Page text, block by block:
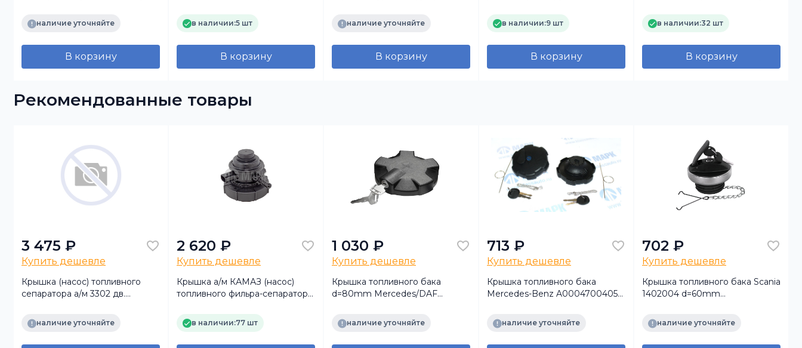
наличие уточняйте
В корзину
в наличии:5 шт
В корзину
MB (Marshall)
наличие уточняйте
В корзину
в наличии:9 шт
В корзину
в наличии:32 шт
В корзину
Рекомендованные товары
3 475 ₽
Купить дешевле
Крышка (насос) топливного
сепаратора а/м 3302 дв.
пластмассовая Foton
наличие уточняйте
2 620 ₽
Купить дешевле
Крышка а/м КАМАЗ (насос)
топливного фильра-сепаратора
(TRUCKMARK)
в наличии:77 шт
1 030 ₽
Купить дешевле
Крышка топливного бака
d=80mm Mercedes/DAF
наличие уточняйте
713 ₽
Купить дешевле
Крышка топливного бака
Mercedes-Benz A0004700405
наличие уточняйте
702 ₽
Купить дешевле
Крышка топливного бака Scania
1402004 d=60mm
наличие уточняйте